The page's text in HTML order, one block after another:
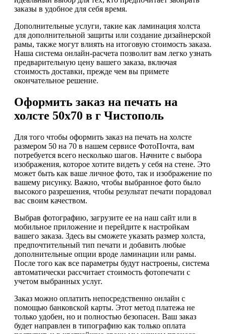
заказы в удобное для себя время.
Дополнительные услуги, такие как ламинация холста
для дополнительной защиты или создание дизайнерской
рамы, также могут влиять на итоговую стоимость заказа.
Наша система онлайн-расчета позволит вам легко узнать
предварительную цену вашего заказа, включая
стоимость доставки, прежде чем вы примете
окончательное решение.
Оформить заказ на печать на
холсте 50х70 в г Чистополь
Для того чтобы оформить заказ на печать на холсте
размером 50 на 70 в нашем сервисе ФотоПочта, вам
потребуется всего несколько шагов. Начните с выбора
изображения, которое хотите видеть у себя на стене. Это
может быть как ваше личное фото, так и изображение по
вашему рисунку. Важно, чтобы выбранное фото было
высокого разрешения, чтобы результат печати порадовал
вас своим качеством.
Выбрав фотографию, загрузите ее на наш сайт или в
мобильное приложение и перейдите к настройкам
вашего заказа. Здесь вы сможете указать размер холста,
предпочтительный тип печати и добавить любые
дополнительные опции вроде ламинации или рамы.
После того как все параметры будут настроены, система
автоматически рассчитает стоимость фотопечати с
учетом выбранных услуг.
Заказ можно оплатить непосредственно онлайн с
помощью банковской карты. Этот метод платежа не
только удобен, но и полностью безопасен. Ваш заказ
будет направлен в типографию как только оплата